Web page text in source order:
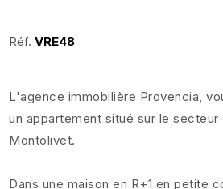
Réf.VRE48
L'agence immobilière Provencia,
un appartement situé sur le secteur
Montolivet.
Dans une maison en R+1 en petite